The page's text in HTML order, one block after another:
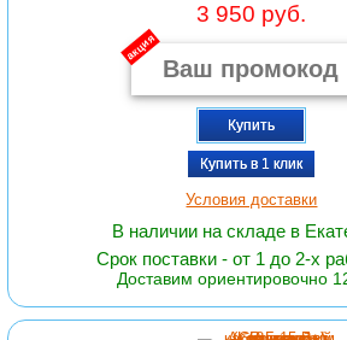
3 950 руб.
акция
Купить
Купить в 1 клик
Условия доставки
В наличии на складе в
Срок поставки - от 1 до 2-х
Доставим ориентировочно